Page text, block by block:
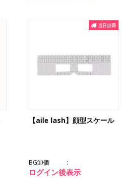
【aile lash】顔型スケール
BG卸価
ログイン後表示